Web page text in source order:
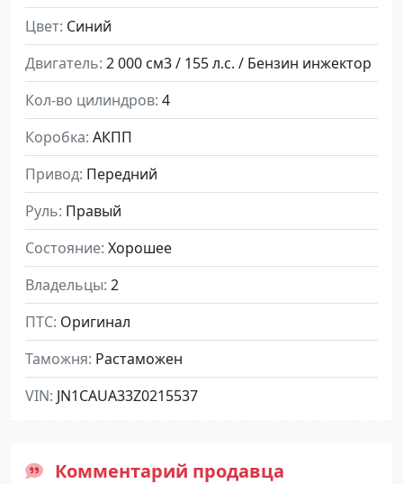
Цвет Синий
Двигатель 2 000 см3 / 155 л.с. / Бензин инжектор
Кол-во цилиндров 4
Коробка АКПП
Привод Передний
Руль Правый
Состояние Хорошее
Владельцы 2
ПТС Оригинал
Таможня Растаможен
VIN JN1CAUA33Z0215537
Комментарий продавца